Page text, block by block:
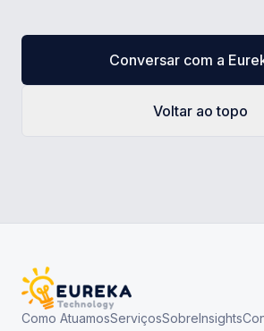
Conversar com a
Voltar ao topo
Como AtuamosServiçosSobreInsights